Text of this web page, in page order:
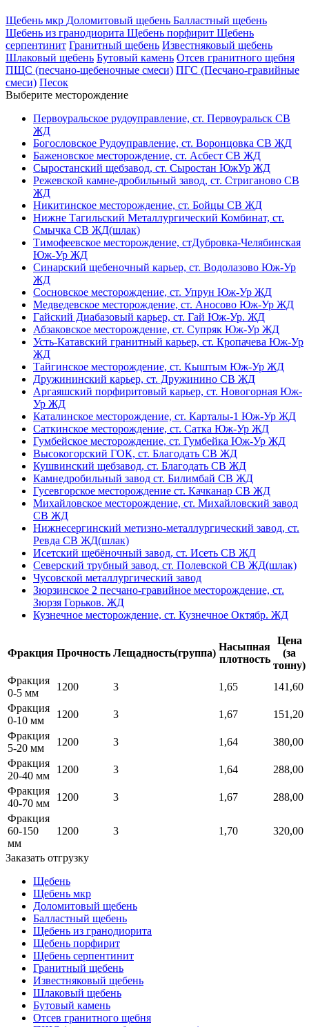
Щебень мкр Доломитовый щебень Балластный щебень
Щебень из гранодиорита Щебень порфирит Щебень
серпентинит Гранитный щебень Известняковый щебень
Шлаковый щебень Бутовый камень Отсев гранитного щебня
ПЩС (песчано-щебеночные смеси) ПГС (Песчано-гравийные
смеси) Песок
Выберите месторождение
Первоуральское рудоуправление, ст. Первоуральск СВ
ЖД
Богословское Рудоуправление, ст. Воронцовка СВ ЖД
Баженовское месторождение, ст. Асбест СВ ЖД
Сыростанский щебзавод, ст. Сыростан ЮжУр ЖД
Режевской камне-дробильный завод, ст. Стриганово СВ
ЖД
Никитинское месторождение, ст. Бойцы СВ ЖД
Нижне Тагильский Металлургический Комбинат, ст.
Смычка СВ ЖД(шлак)
Тимофеевское месторождение, стДубровка-Челябинская
Юж-Ур ЖД
Синарский щебеночный карьер, ст. Водолазово Юж-Ур
ЖД
Сосновское месторождение, ст. Упрун Юж-Ур ЖД
Медведевское месторождение, ст. Аносово Юж-Ур ЖД
Гайский Диабазовый карьер, ст. Гай Юж-Ур. ЖД
Абзаковское месторождение, ст. Супряк Юж-Ур ЖД
Усть-Катавский гранитный карьер, ст. Кропачева Юж-Ур
ЖД
Тайгинское месторождение, ст. Кыштым Юж-Ур ЖД
Дружининский карьер, ст. Дружинино СВ ЖД
Аргаяшский порфиритовый карьер, ст. Новогорная Юж-
Ур ЖД
Каталинское месторождение, ст. Карталы-1 Юж-Ур ЖД
Саткинское месторождение, ст. Сатка Юж-Ур ЖД
Гумбейское месторождение, ст. Гумбейка Юж-Ур ЖД
Высокогорский ГОК, ст. Благодать СВ ЖД
Кушвинский щебзавод, ст. Благодать СВ ЖД
Камнедробильный завод ст. Билимбай СВ ЖД
Гусевгорское месторождение ст. Качканар СВ ЖД
Михайловское месторождение, ст. Михайловский завод
СВ ЖД
Нижнесергинский метизно-металлургический завод, ст.
Ревда СВ ЖД(шлак)
Исетский щебёночный завод, ст. Исеть СВ ЖД
Северский трубный завод, ст. Полевской СВ ЖД(шлак)
Чусовской металлургический завод
Зюрзинское 2 песчано-гравийное месторождение, ст.
Зюрзя Горьков. ЖД
Кузнечное месторождение, ст. Кузнечное Октябр. ЖД
Фракция Прочность Лещадность(группа)
Насыпная
плотность
Цена
(за
тонну)
Фракция
0-5 мм
1200 3 1,65
141,60
Фракция
0-10 мм
1200 3 1,67
151,20
Фракция
5-20 мм
1200 3 1,64
380,00
Фракция
20-40 мм
1200 3 1,64
288,00
Фракция
40-70 мм
1200 3 1,67
288,00
Фракция
60-150
мм
1200 3 1,70 320,00
Заказать отгрузку
Щебень
Щебень мкр
Доломитовый щебень
Балластный щебень
Щебень из гранодиорита
Щебень порфирит
Щебень серпентинит
Гранитный щебень
Известняковый щебень
Шлаковый щебень
Бутовый камень
Отсев гранитного щебня